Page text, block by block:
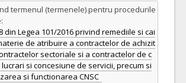
termenul (termenele) pentru procedurile
din Legea 101/2016 privind remediile si cai
de atribuire a contractelor de achizit
sectoriale si a contractelor de c
si concesiune de servicii, precum si
si functionarea CNSC